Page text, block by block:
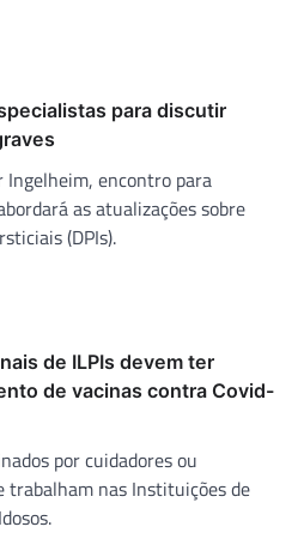
para discutir
Ingelheim, encontro para
as atualizações sobre
(DPIs).
de ILPIs devem ter
de vacinas contra Covid-
por cuidadores ou
trabalham nas Instituições de